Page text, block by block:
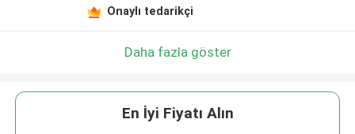
Onaylı tedarikçi
Daha fazla göster
En İyi Fiyatı Alın